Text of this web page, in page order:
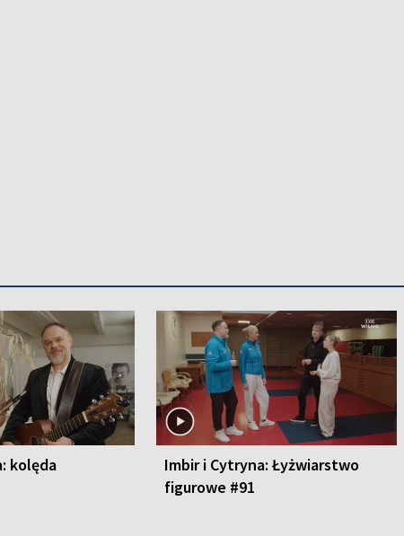
kolęda
Imbir i Cytryna: Łyżwiarstwo
figurowe #91